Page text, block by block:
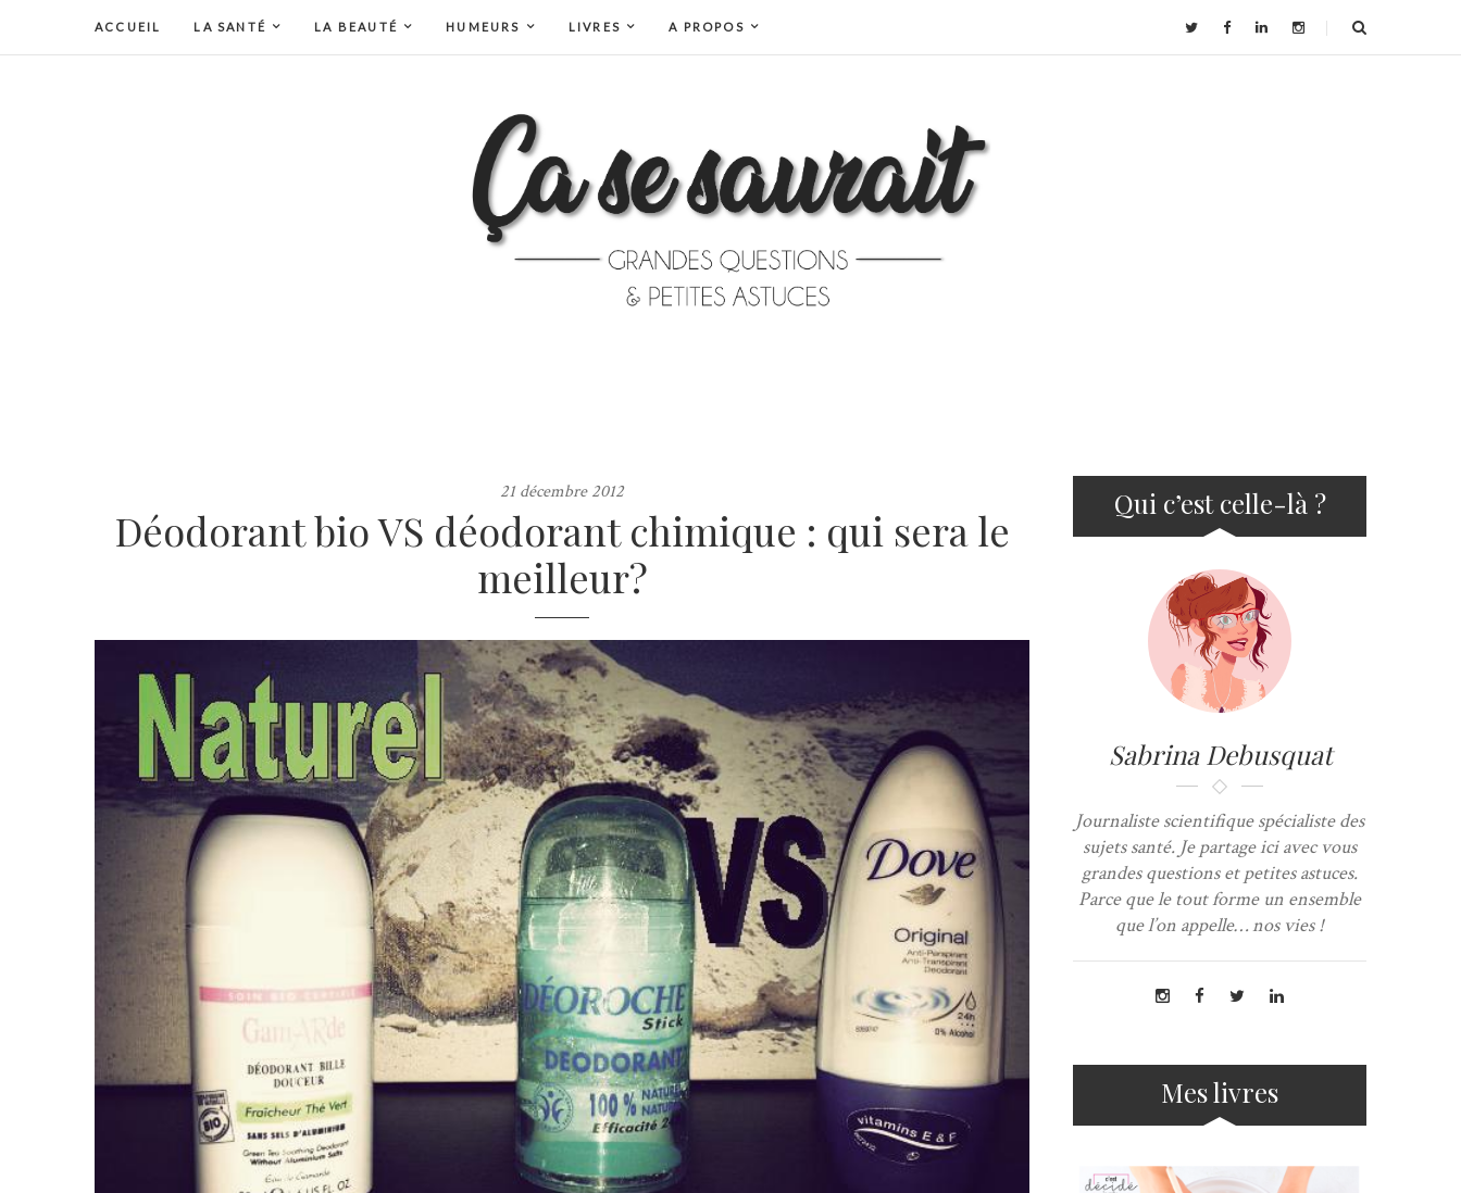
ACCUEIL LA SANTÉ LA BEAUTÉ HUMEURS LIVRES A PROPOS
21 décembre 2012
Déodorant bio VS déodorant chimique : qui sera le
meilleur?
Qui c’est celle-là ?
Sabrina Debusquat
Journaliste scientifique spécialiste des
sujets santé. Je partage ici avec vous
grandes questions et petites astuces.
Parce que le tout forme un ensemble
que l’on appelle… nos vies !
Mes livres